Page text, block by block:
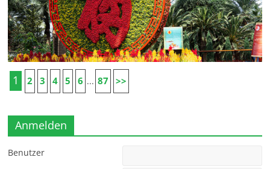
1 2 3 4 5 6 ... 87 >>
Anmelden
Benutzer